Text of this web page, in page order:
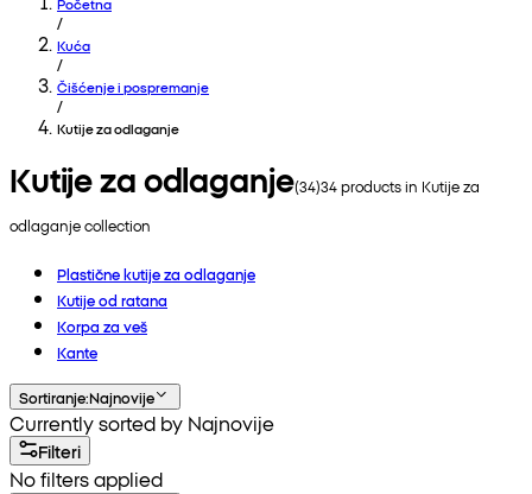
/
Kuća
/
Čišćenje i pospremanje
/
Kutije za odlaganje
Kutije za odlaganje(34)34products in Kutije za
odlaganjecollection
Plastične kutije za odlaganje
Kutije od ratana
Korpa za veš
Kante
Sortiranje:Najnovije
Currently sorted by Najnovije
Filteri
No filters applied